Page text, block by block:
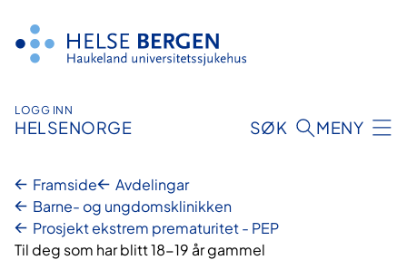
innhald
LOGG INN
HELSENORGE SØK MENY
Framside
Avdelingar
Barne- og ungdomsklinikken
Prosjekt ekstrem prematuritet - PEP
Til deg som har blitt 18-19 år gammel